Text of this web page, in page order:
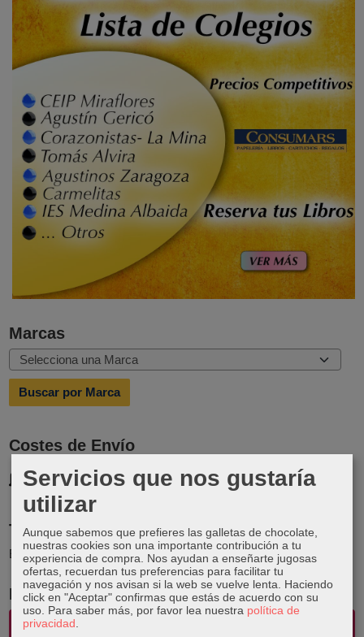
Marcas
Costes de Envío
GRATIS *
Consultar Destinos
Tu Carrito (0)
El carrito de la compra está vacío
Redes Sociales
Instagram
Servicios que nos gustaría
utilizar
Aunque sabemos que prefieres las galletas de chocolate,
nuestras cookies son una importante contribución a tu
experiencia de compra. Nos ayudan a enseñarte jugosas
ofertas, recuerdan tus preferencias para facilitar tu
navegación y nos avisan si la web se vuelve lenta. Haciendo
click en "Aceptar" confirmas que estás de acuerdo con su
uso. Para saber más, por favor lea nuestra política de
privacidad